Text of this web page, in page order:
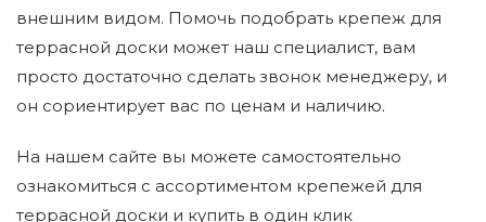
внешним видом. Помочь подобрать крепеж для
террасной доски может наш специалист, вам
просто достаточно сделать звонок менеджеру, и
он сориентирует вас по ценам и наличию.
На нашем сайте вы можете самостоятельно
ознакомиться с ассортиментом крепежей для
террасной доски и купить в один клик